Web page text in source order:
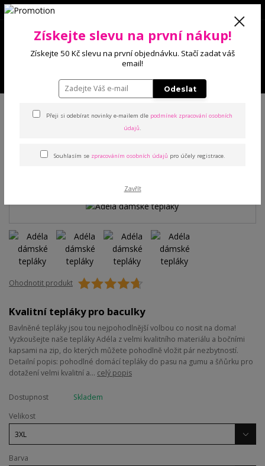
0 Kč
Ohodnotit produkt
Kvalitní tepláky pro baculky
Bavlněné tepláky jsou tou nejpohodlnější volbou co nosit na doma!
Vyzkoušejte naše tepláky Adéla z velmi kvalitního materiálu a bočními
kapsami na zip, do kterých můžete pohodlně vložit pár nezbytností.
Detailní popis: pohodlné domácí tepláky do pasu na gumu a šňůrku pro
dotažení velmi kvalitní a... celý popis
Dostupnost
Skladem
Velikost
Barva
Získejte slevu na první nákup!
Získejte 50 Kč slevu na první objednávku. Stačí zadat váš
email!
Odeslat
Přeji si odebírat novinky e-mailem dle podmínek zpracování osobních
údajů.
Souhlasím se zpracováním osobních údajů pro účely registrace.
Zavřít